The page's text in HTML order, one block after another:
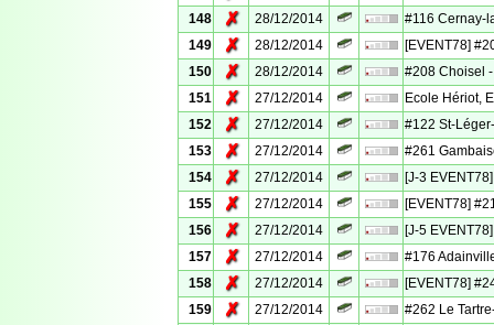
148
✗ 28/12/2014
#116 Cernay-
149
✗ 28/12/2014
[EVENT78]
150
✗ 28/12/2014
#208 Choisel
151
✗ 27/12/2014
Ecole Hériot,
152
✗ 27/12/2014
#122 St-
153
✗ 27/12/2014
#261
154
✗ 27/12/2014
[J-3
155
✗ 27/12/2014
[EVENT78]
156
✗ 27/12/2014
[J-5
157
✗ 27/12/2014
#176
158
✗ 27/12/2014
[EVENT78]
159
✗ 27/12/2014
#262 Le